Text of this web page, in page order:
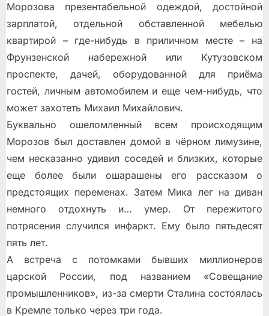
Морозова презентабельной одеждой, достойной
зарплатой, отдельной обставленной мебелью
квартирой – где-нибудь в приличном месте – на
Фрунзенской набережной или Кутузовском
проспекте, дачей, оборудованной для приёма
гостей, личным автомобилем и еще чем-нибудь, что
может захотеть Михаил Михайлович.
Буквально ошеломленный всем происходящим
Морозов был доставлен домой в чёрном лимузине,
чем несказанно удивил соседей и близких, которые
еще более были ошарашены его рассказом о
предстоящих переменах. Затем Мика лег на диван
немного отдохнуть и… умер. От пережитого
потрясения случился инфаркт. Ему было пятьдесят
пять лет.
А встреча с потомками бывших миллионеров
царской России, под названием «Совещание
промышленников», из-за смерти Сталина состоялась
в Кремле только через три года.